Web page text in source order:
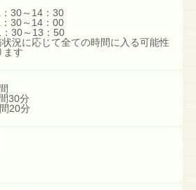
30～14：30
30～14：00
30～13：50
況に応じて全ての時間に入る可能性
ます
30分
20分